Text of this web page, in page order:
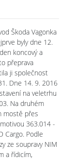
Škoda Vagonka
byly dne 12.
koncový a
přeprava
ji společnost
Dne 14. 9. 2016
na veletrhu
Na druhém
mostě přes
363.014 -
Cargo. Podle
ze soupravy NIM
a řídicím,